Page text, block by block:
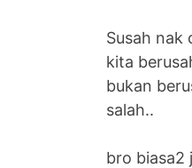
Susah nak
kita
bukan
salah..
bro biasa2